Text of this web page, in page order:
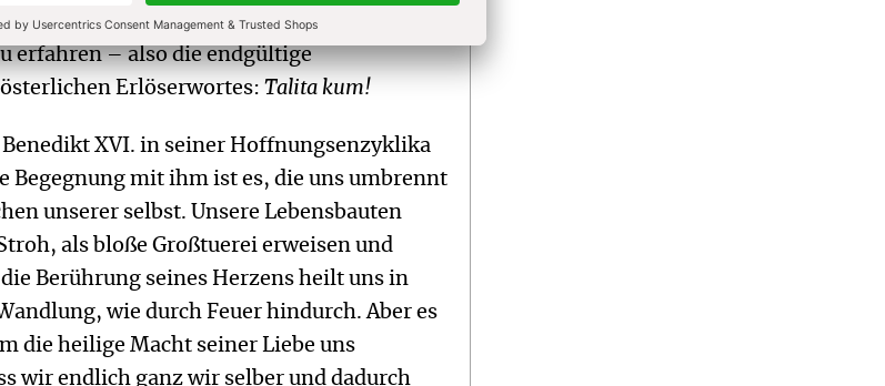
„aufgerichtet“ zu werden und
erfahren – also die endgültige
Erlöserwortes:Talita kum!
XVI. in seiner Hoffnungsenzyklika
Begegnung mit ihm ist es, die uns umbrennt
unserer selbst. Unsere Lebensbauten
als bloße Großtuerei erweisen und
Berührung seines Herzens heilt uns in
wie durch Feuer hindurch. Aber es
die heilige Macht seiner Liebe uns
wir endlich ganz wir selber und dadurch